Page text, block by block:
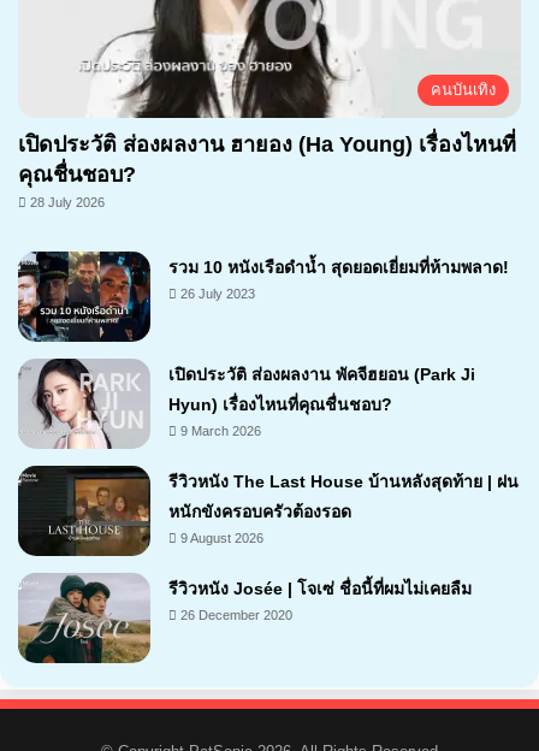
คนบันเทิง
เปิดประวัติ ส่องผลงาน ฮายอง (Ha Young) เรื่องไหนที่
คุณชื่นชอบ?
28 July 2026
รวม 10 หนังเรือดำน้ำ สุดยอดเยี่ยมที่ห้ามพลาด!
26 July 2023
เปิดประวัติ ส่องผลงาน พัคจีฮยอน (Park Ji
Hyun) เรื่องไหนที่คุณชื่นชอบ?
9 March 2026
รีวิวหนัง The Last House บ้านหลังสุดท้าย | ฝน
หนักขังครอบครัวต้องรอด
9 August 2026
7.2
รีวิวหนัง Josée | โจเซ่ ชื่อนี้ที่ผมไม่เคยลืม
26 December 2020